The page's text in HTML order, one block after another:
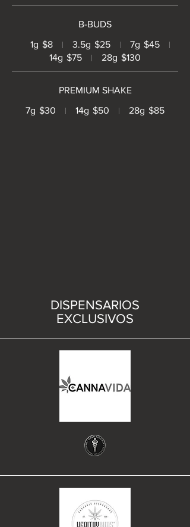
B-BUDS
1g $8 3.5g $25 7g $45
14g $75 28g $130
PREMIUM SHAKE
7g $30 14g $50 28g $85
DISPENSARIOS
EXCLUSIVOS